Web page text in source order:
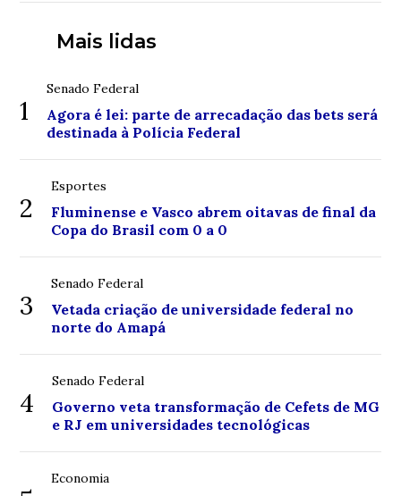
Mais lidas
1
Senado Federal
Agora é lei: parte de arrecadação das bets será
destinada à Polícia Federal
2
Esportes
Fluminense e Vasco abrem oitavas de final da
Copa do Brasil com 0 a 0
3
Senado Federal
Vetada criação de universidade federal no
norte do Amapá
4
Senado Federal
Governo veta transformação de Cefets de MG
e RJ em universidades tecnológicas
Economia